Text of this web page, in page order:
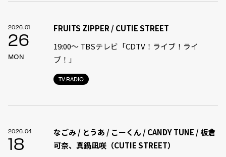
2026.01
26
MON
TV.RADIO
FRUITS ZIPPER / CUTIE STREET
19:00〜 TBSテレビ「CDTV！ライブ！ライ
ブ！」
2026.04
18
なごみ / とうあ / こーくん / CANDY TUNE / 板倉
可奈、真鍋凪咲（CUTIE STREET）